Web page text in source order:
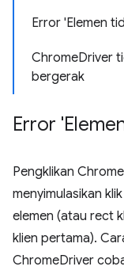
Error 'Elemen
ChromeDriver
bergerak
Error
Pengklikan
menyimulasikan
elemen (atau rect
klien pertama).
ChromeDriver